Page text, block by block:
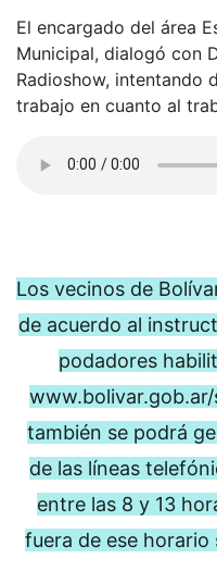
El encargado del área
Municipal, dialogó con
Radioshow, intentando
trabajo en cuanto al
Los vecinos de
de acuerdo al
podadores
también se podrá
de las líneas
entre las 8 y 13
fuera de ese horario